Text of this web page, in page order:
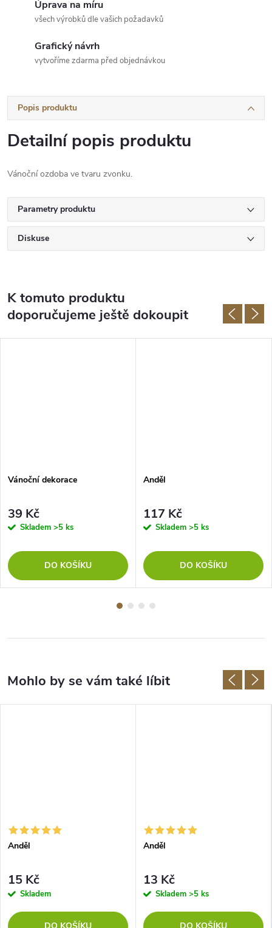
Úprava na míru
všech výrobků dle vašich požadavků
Grafický návrh
vytvoříme zdarma před objednávkou
Popis produktu
Detailní popis produktu
Vánoční ozdoba ve tvaru zvonku.
Parametry produktu
Diskuse
K tomuto produktu
doporučujeme ještě dokoupit
Vánoční dekorace
39 Kč
Skladem >5 ks
DO KOŠÍKU
Anděl
117 Kč
Skladem >5 ks
DO KOŠÍKU
Anděl
15 Kč
Skladem
DO KOŠÍKU
Anděl
13 Kč
Skladem >5 ks
DO KOŠÍKU